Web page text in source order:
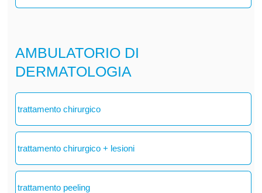
AMBULATORIO DI
DERMATOLOGIA
trattamento chirurgico
trattamento chirurgico + lesioni
trattamento peeling